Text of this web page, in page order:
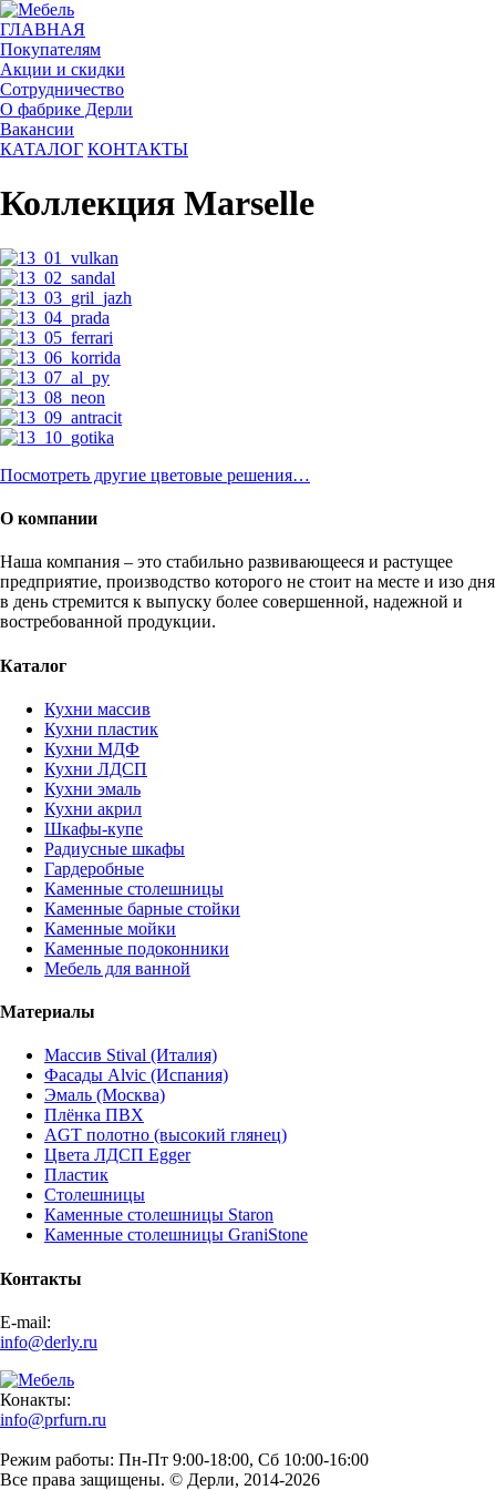
ГЛАВНАЯ
Покупателям
Акции и скидки
Сотрудничество
О фабрике Дерли
Вакансии
КАТАЛОГ КОНТАКТЫ
Коллекция Marselle
Посмотреть другие цветовые решения…
О компании
Наша компания – это стабильно развивающееся и растущее
предприятие, производство которого не стоит на месте и изо дня
в день стремится к выпуску более совершенной, надежной и
востребованной продукции.
Каталог
Кухни массив
Кухни пластик
Кухни МДФ
Кухни ЛДСП
Кухни эмаль
Кухни акрил
Шкафы-купе
Радиусные шкафы
Гардеробные
Каменные столешницы
Каменные барные стойки
Каменные мойки
Каменные подоконники
Мебель для ванной
Материалы
Массив Stival (Италия)
Фасады Alvic (Испания)
Эмаль (Москва)
Плёнка ПВХ
AGT полотно (высокий глянец)
Цвета ЛДСП Egger
Пластик
Столешницы
Каменные столешницы Staron
Каменные столешницы GraniStone
Контакты
E-mail:
info@derly.ru
Конакты:
info@prfurn.ru
Режим работы: Пн-Пт 9:00-18:00, Сб 10:00-16:00
Все права защищены. © Дерли, 2014-2026